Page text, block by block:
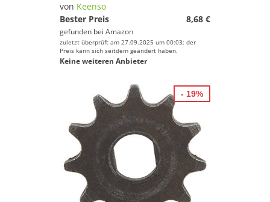
von Keenso
Bester Preis
8,68 €
gefunden bei Amazon
zuletzt überprüft am 27.09.2025 um 00:03; der
Preis kann sich seitdem geändert haben.
Keine weiteren Anbieter
- 19%